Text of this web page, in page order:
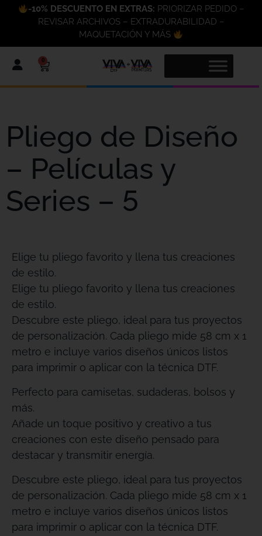
-10% DESCUENTO EN EXTRAS: PRIORIZAR PEDIDO –
REVISAR ARCHIVOS – EXTRADURABILIDAD –
MAQUETACIÓN Y MÁS
0
Pliego de Diseño
– Películas y
Series – 5
Elige tu pliego favorito y llena tus creaciones
de estilo.
Elige tu pliego favorito y llena tus creaciones
de estilo.
Descubre este pliego, ideal para tus proyectos
de personalización. Cada pliego mide 58 cm x 1
metro e incluye varios diseños únicos listos
para imprimir o aplicar con la técnica DTF.
Perfecto para camisetas, sudaderas, bolsos y
más.
Añade un toque positivo y creativo a tus
creaciones con este diseño pensado para
destacar y transmitir energía.
Descubre este pliego, ideal para tus proyectos
de personalización. Cada pliego mide 58 cm x 1
metro e incluye varios diseños únicos listos
para imprimir o aplicar con la técnica DTF.